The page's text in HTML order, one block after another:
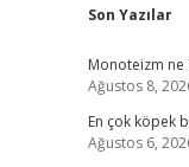
Son Yazılar
Monoteizm ne
Ağustos 8,
En çok köpek
Ağustos 6,